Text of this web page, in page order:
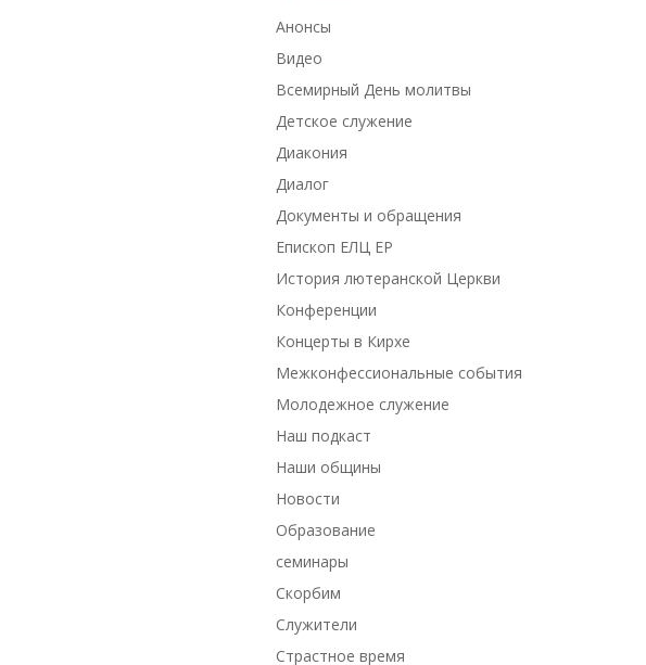
Анонсы
Видео
Всемирный День молитвы
Детское служение
Диакония
Диалог
Документы и обращения
Епископ ЕЛЦ ЕР
История лютеранской Церкви
Конференции
Концерты в Кирхе
Межконфессиональные события
Молодежное служение
Наш подкаст
Наши общины
Новости
Образование
семинары
Скорбим
Служители
Страстное время